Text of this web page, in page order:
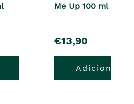
Me Up 100 ml
pre�o
€13,90
Adicionar